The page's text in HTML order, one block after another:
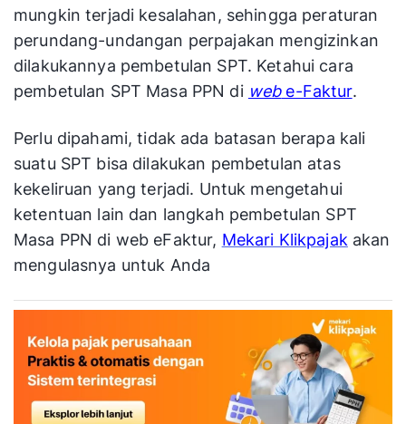
mungkin terjadi kesalahan, sehingga peraturan
perundang-undangan perpajakan mengizinkan
dilakukannya pembetulan SPT. Ketahui cara
pembetulan SPT Masa PPN di webe-Faktur.
Perlu dipahami, tidak ada batasan berapa kali
suatu SPT bisa dilakukan pembetulan atas
kekeliruan yang terjadi. Untuk mengetahui
ketentuan lain dan langkah pembetulan SPT
Masa PPN di web eFaktur, Mekari Klikpajak akan
mengulasnya untuk Anda